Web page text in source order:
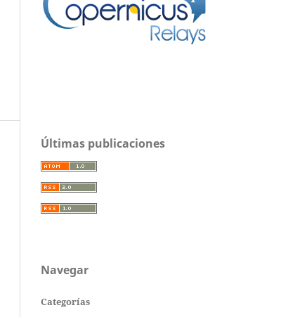
Últimas publicaciones
Navegar
Categorías